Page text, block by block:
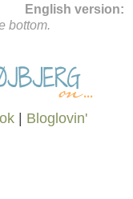
English version:
bottom.
| Bloglovin'